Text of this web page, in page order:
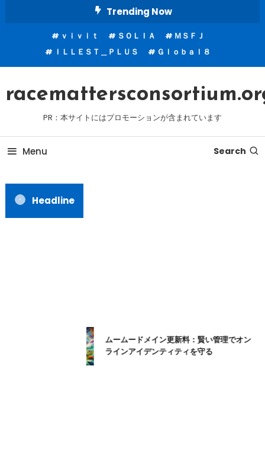
Trending Now
ｖｉｖｉｔ ＳＯＬＩＡ
ＭＳＦＪ
ＩＬＬＥＳＴ＿ＰＬＵＳ
Ｇｌｏｂａｌ８
PR：本サイトにはプロモーションが含まれています
Menu Search
Headline
ムームードメイン更新料：賢い管理でオン
ラインアイデンティティを守る